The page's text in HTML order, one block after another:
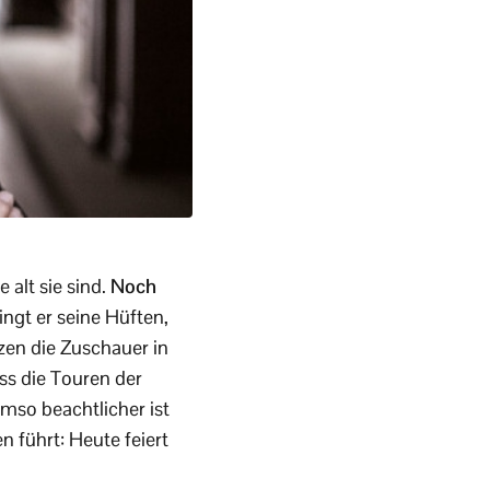
alt sie sind. Noch
er seine Hüften,
die Zuschauer in
die Touren der
beachtlicher ist
führt: Heute feiert